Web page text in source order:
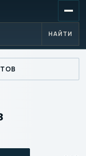
НАЙТИ